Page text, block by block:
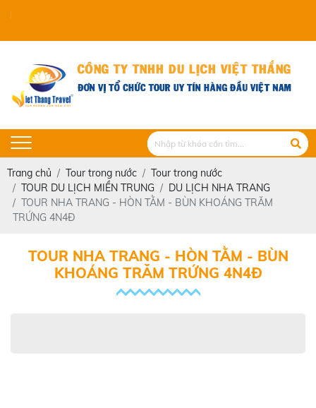
Trang chủ Tour trong nước
Tour trong nước
TOUR DU LỊCH MIỀN TRUNG
DU LỊCH NHA TRANG
TOUR NHA TRANG - HÒN TẰM - BÙN KHOÁNG TRĂM
TRỨNG 4N4Đ
TOUR NHA TRANG - HÒN TẰM - BÙN
KHOÁNG TRĂM TRỨNG 4N4Đ